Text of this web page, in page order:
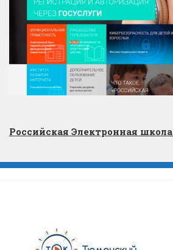
Российская Электронная школа